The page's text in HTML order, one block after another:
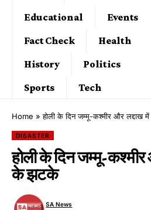
Educational
Events
Fact Check
Health
History
Politics
Sports
Tech
Home »होली के दिन जम्मू-कश्मीर और
DISASTER
होली के दिन जम्मू-
के झटके
SA News